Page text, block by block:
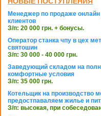
Менеджер по продаже
клиентов
З/п: 20 000 грн. + бонусы.
Оператор станка чпу в цех
святошин
З/п: 30 000 - 40 000 грн.
Заведующий складом на
комфортные условия
З/п: 35 000 грн.
Котельщик на производство
предостпаваляем жилье и
З/п: высокая, при